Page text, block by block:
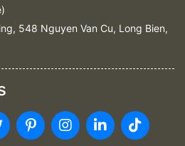
548 Nguyen Van Cu, Long Bien,